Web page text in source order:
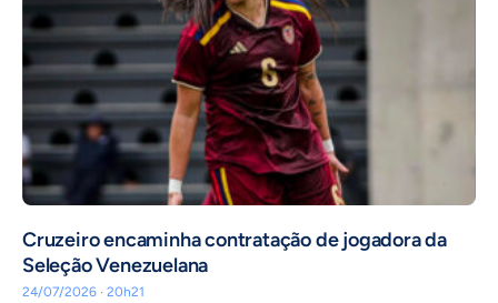
Cruzeiro encaminha contratação de jogadora da
Seleção Venezuelana
24/07/2026 · 20h21